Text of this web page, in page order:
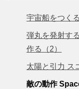
宇宙船をつく
弾丸を発射す
作る（2）
太陽と引力 ス
敵の動作